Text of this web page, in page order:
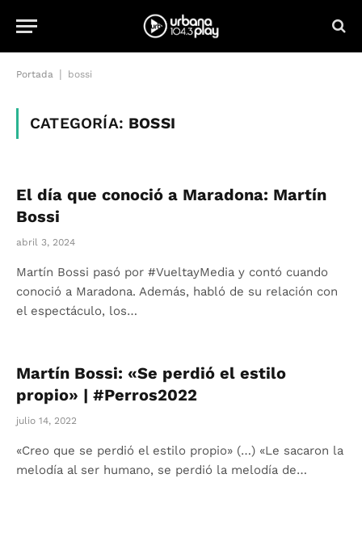
Portada bossi
CATEGORÍA: BOSSI
El día que conoció a Maradona: Martín
Bossi
abril 3, 2024
Martín Bossi pasó por #VueltayMedia y contó cuando
conoció a Maradona. Además, habló de su relación con
el espectáculo, los…
Martín Bossi: «Se perdió el estilo
propio» | #Perros2022
julio 14, 2022
«Creo que se perdió el estilo propio» (…) «Le sacaron la
melodía al ser humano, se perdió la melodía de…